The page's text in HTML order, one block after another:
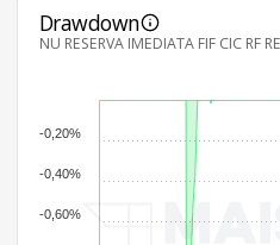
Drawdown
NU RESERVA IMEDIATA FIF CIC RF
-0,60%
-0,40%
-0,20%